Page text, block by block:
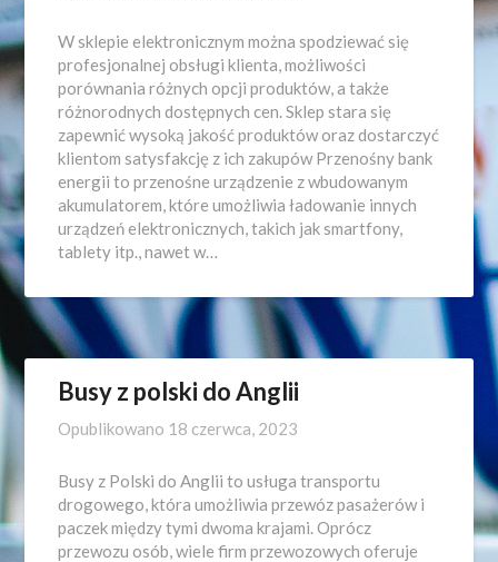
W sklepie elektronicznym można spodziewać się
profesjonalnej obsługi klienta, możliwości
porównania różnych opcji produktów, a także
różnorodnych dostępnych cen. Sklep stara się
zapewnić wysoką jakość produktów oraz dostarczyć
klientom satysfakcję z ich zakupów Przenośny bank
energii to przenośne urządzenie z wbudowanym
akumulatorem, które umożliwia ładowanie innych
urządzeń elektronicznych, takich jak smartfony,
tablety itp., nawet w…
Busy z polski do Anglii
Opublikowano 18 czerwca, 2023
Busy z Polski do Anglii to usługa transportu
drogowego, która umożliwia przewóz pasażerów i
paczek między tymi dwoma krajami. Oprócz
przewozu osób, wiele firm przewozowych oferuje